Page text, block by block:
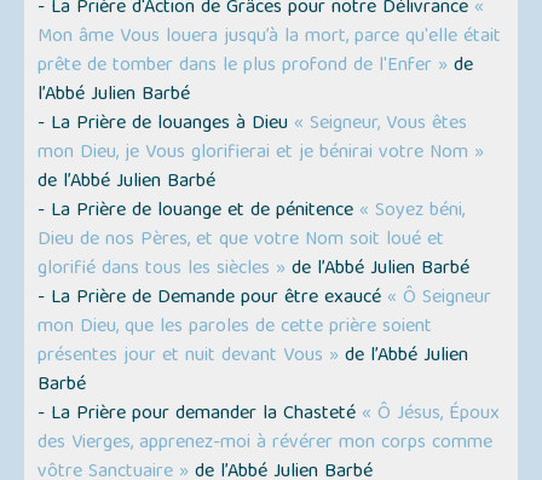
- La Prière d'Action de Grâces pour notre Délivrance «
Mon âme Vous louera jusqu’à la mort, parce qu'elle était
prête de tomber dans le plus profond de l'Enfer » de
l’Abbé Julien Barbé
- La Prière de louanges à Dieu « Seigneur, Vous êtes
mon Dieu, je Vous glorifierai et je bénirai votre Nom »
de l’Abbé Julien Barbé
- La Prière de louange et de pénitence « Soyez béni,
Dieu de nos Pères, et que votre Nom soit loué et
glorifié dans tous les siècles » de l’Abbé Julien Barbé
- La Prière de Demande pour être exaucé « Ô Seigneur
mon Dieu, que les paroles de cette prière soient
présentes jour et nuit devant Vous » de l’Abbé Julien
Barbé
- La Prière pour demander la Chasteté « Ô Jésus, Époux
des Vierges, apprenez-moi à révérer mon corps comme
vôtre Sanctuaire » de l’Abbé Julien Barbé